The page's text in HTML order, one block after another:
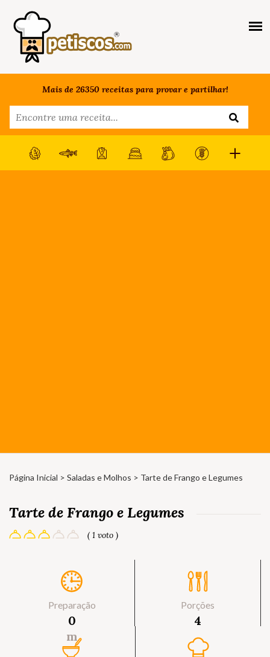
Mais de 26350 receitas para provar e partilhar!
Página Inicial > Saladas e Molhos > Tarte de Frango e Legumes
Tarte de Frango e Legumes
( 1 voto )
Preparação
0
m
Porções
4